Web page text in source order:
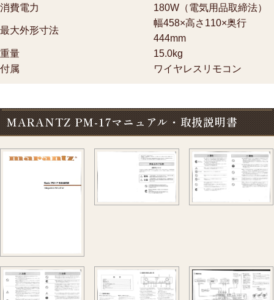
消費電力
180W（電気用品取締法）
最大外形寸法
幅458×高さ110×奥行
444mm
重量
15.0kg
付属
ワイヤレスリモコン
MARANTZ PM-17マニュアル・取扱説明書